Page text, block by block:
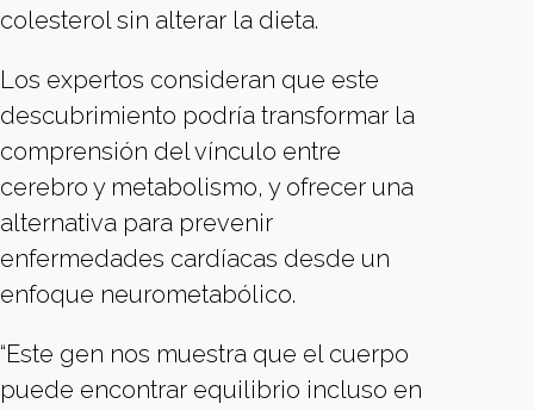
colesterol sin alterar la dieta.
Los expertos consideran que este
descubrimiento podría transformar la
comprensión del vínculo entre
cerebro y metabolismo, y ofrecer una
alternativa para prevenir
enfermedades cardíacas desde un
enfoque neurometabólico.
“Este gen nos muestra que el cuerpo
puede encontrar equilibrio incluso en